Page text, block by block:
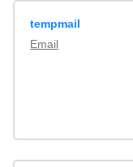
tempmail
Email